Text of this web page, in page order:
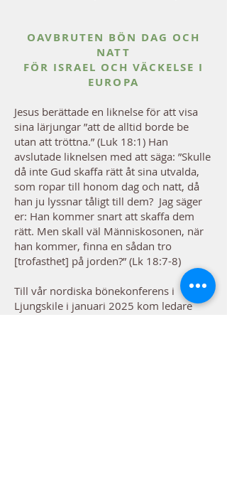
OAVBRUTEN BÖN DAG OCH
NATT
FÖR ISRAEL OCH VÄCKELSE I
EUROPA
Jesus berättade en liknelse för att visa
sina lärjungar ”att de alltid borde be
utan att tröttna.” (Luk 18:1) Han
avslutade liknelsen med att säga: ”Skulle
då inte Gud skaffa rätt åt sina utvalda,
som ropar till honom dag och natt, då
han ju lyssnar tåligt till dem? Jag säger
er: Han kommer snart att skaffa dem
rätt. Men skall väl Människosonen, när
han kommer, finna en sådan tro
[trofasthet] på jorden?” (Lk 18:7-8)
Till vår nordiska bönekonferens i
Ljungskile i januari 2025 kom ledare